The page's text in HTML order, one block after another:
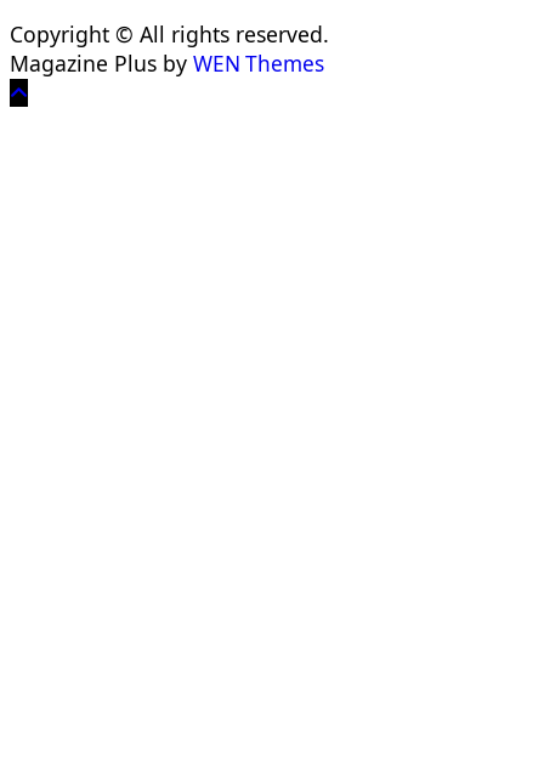
Copyright © All rights reserved.
Magazine Plus by WEN Themes